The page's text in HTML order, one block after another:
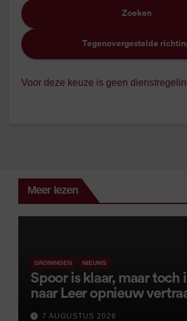
Zoeken
Tegenovergestelde
Voor deze keuze is geen
Meer lezen
GRONINGEN NIEUWS
Spoor is klaar, maar toch
naar Leer opnieuw
7 AUGUSTUS 2026